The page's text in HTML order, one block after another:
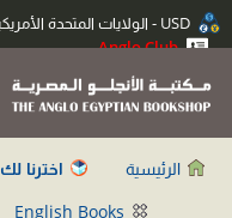
Anglo Club
الرئيسية اخترنا لك